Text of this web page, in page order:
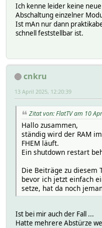
Ich kenne leider keine
Abschaltung einzelner
Ist mAn nur dann
schnell feststellbar ist.
cnkru
13 April 2025, 12:20:39
Zitat von: FlatTV am 10
Hallo zusammen,
ständig wird der RAM
FHEM läuft.
Ein shutdown restart
Die Beiträge zu diesem
bevor ich jetzt einfach
setze, hat da noch
Ist bei mir auch der Fall ...
Hatte mehrere Abstürze